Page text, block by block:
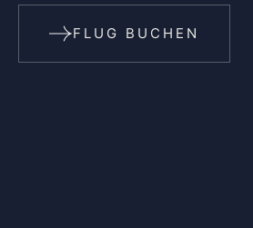
FLUG BUCHEN